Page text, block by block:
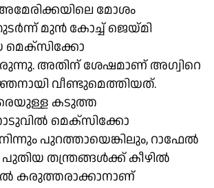
മോശം
മുൻ കോച്ച് ജെയ്മി
അതിന് ശേഷമാണ് അഗ്വിറെ
വീണ്ടുമെത്തിയത്.
കടുത്ത
മെക്സിക്കോ
പുറത്തായെങ്കിലും, റാഫേൽ
പുതിയ തന്ത്രങ്ങൾക്ക് കീഴിൽ
കരുത്തരാക്കാനാണ്